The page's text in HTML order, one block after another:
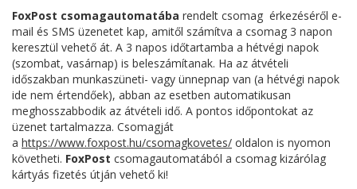
FoxPost csomagautomatába rendelt csomag érkezéséről e-
mail és SMS üzenetet kap, amitől számítva a csomag 3 napon
keresztül vehető át. A 3 napos időtartamba a hétvégi napok
(szombat, vasárnap) is beleszámítanak. Ha az átvételi
időszakban munkaszüneti- vagy ünnepnap van (a hétvégi napok
ide nem értendőek), abban az esetben automatikusan
meghosszabbodik az átvételi idő. A pontos időpontokat az
üzenet tartalmazza. Csomagját
a https://www.foxpost.hu/csomagkovetes/ oldalon is nyomon
követheti. FoxPost csomagautomatából a csomag kizárólag
kártyás fizetés útján vehető ki!